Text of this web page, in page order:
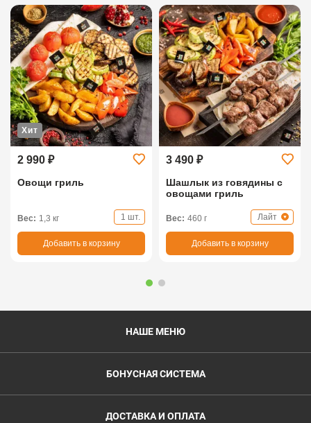
Хит
2 990 ₽
Овощи гриль
Вес: 1,3 кг 1 шт.
Добавить в корзину
3 490 ₽
Шашлык из говядины с
овощами гриль
Вес: 460 г Лайт
Добавить в корзину
НАШЕ МЕНЮ
БОНУСНАЯ СИСТЕМА
ДОСТАВКА И ОПЛАТА